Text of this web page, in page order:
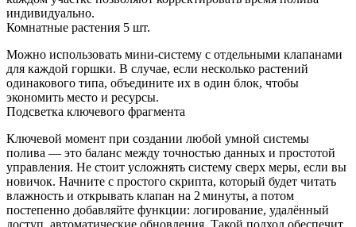
индивидуально.
Комнатные растения 5 шт.
Можно использовать мини‑систему с отдельными клапанами
для каждой горшки. В случае, если несколько растений
одинакового типа, объедините их в один блок, чтобы
экономить место и ресурсы.
Подсветка ключевого фрагмента
Ключевой момент при создании любой умной системы
полива — это баланс между точностью данных и простотой
управления. Не стоит усложнять систему сверх меры, если вы
новичок. Начните с простого скрипта, который будет читать
влажность и открывать клапан на 2 минуты, а потом
постепенно добавляйте функции: логирование, удалённый
доступ, автоматические обновления. Такой подход обеспечит